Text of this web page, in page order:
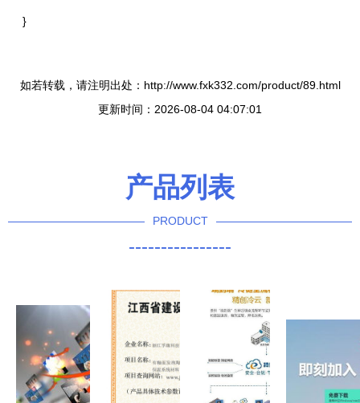
}
如若转载，请注明出处：http://www.fxk332.com/product/89.html
更新时间：2026-08-04 04:07:01
产品列表
PRODUCT
----------------